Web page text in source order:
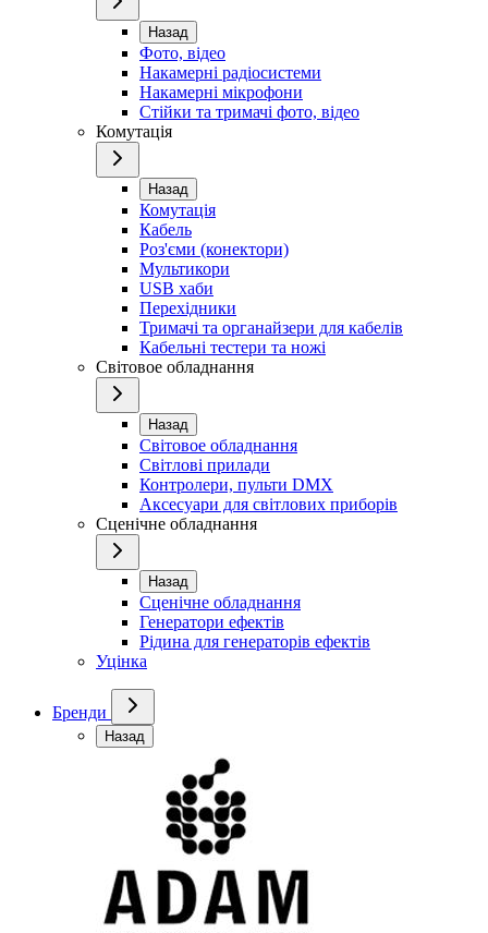
Назад
Фото, відео
Накамерні радіосистеми
Накамерні мікрофони
Стійки та тримачі фото, відео
Комутація
Назад
Комутація
Кабель
Роз'єми (конектори)
Мультикори
USB хаби
Перехідники
Тримачі та органайзери для кабелів
Кабельні тестери та ножі
Світовое обладнання
Назад
Світовое обладнання
Світлові прилади
Контролери, пульти DMX
Аксесуари для світлових приборів
Сценічне обладнання
Назад
Сценічне обладнання
Генератори ефектів
Рідина для генераторів ефектів
Уцінка
Бренди
Назад